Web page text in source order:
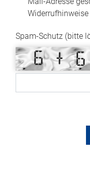
Spam-Schutz (bitte